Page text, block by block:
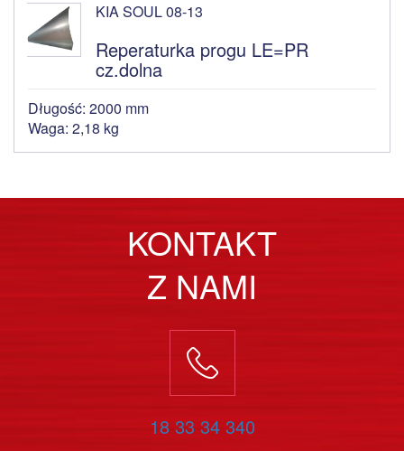
KIA SOUL 08-13
Reperaturka progu LE=PR
cz.dolna
Długość: 2000 mm
Waga: 2,18 kg
KONTAKT
Z NAMI
18 33 34 340